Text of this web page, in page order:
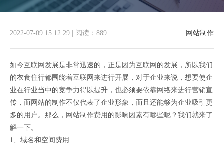
网站制作
2022-07-09 15:12:29 阅读：889
如今互联网发展是非常迅速的，正是因为互联网的发展，所以我们
的衣食住行都围绕着互联网来进行开展，对于企业来说，想要使企
业在行业当中的竞争力得以提升，也必须要依靠网络来进行营销宣
传，而网站的制作不仅代表了企业形象，而且还能够为企业吸引更
多的用户。那么，网站制作费用的影响因素有哪些呢？我们就来了
解一下。
1、域名和空间费用